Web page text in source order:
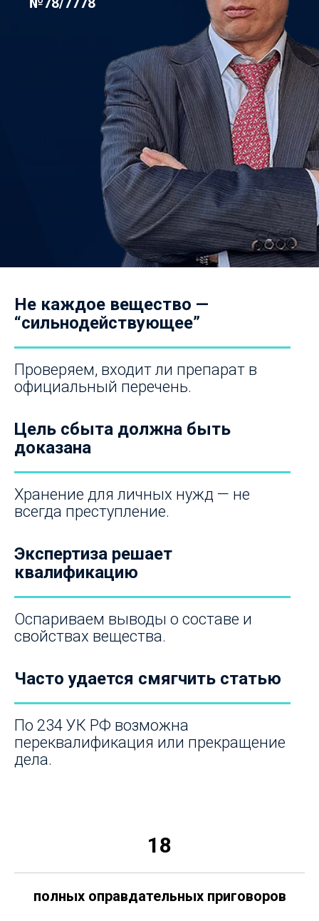
Не каждое вещество —
“сильнодействующее”
Проверяем, входит ли препарат в
официальный перечень.
Цель сбыта должна быть
доказана
Хранение для личных нужд — не
всегда преступление.
Экспертиза решает
квалификацию
Оспариваем выводы о составе и
свойствах вещества.
Часто удается смягчить статью
По 234 УК РФ возможна
переквалификация или прекращение
дела.
18
полных оправдательных приговоров